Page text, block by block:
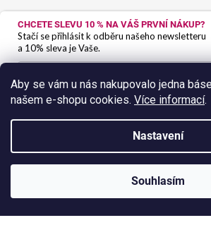
Aby se vám u nás nakupovalo jedna
našem e-shopu cookies. Více informací.
Nastavení
Souhlasím
Sledovat na
CHCETE SLEVU 10 % NA VÁŠ PRVNÍ NÁKUP?
Stačí se přihlásit k odběru našeho newsletteru
a 10% sleva je Vaše.
Ano, chci se přihlásit
Zásady zpracování osobních údajů